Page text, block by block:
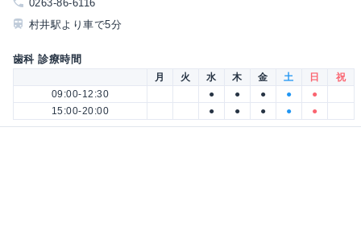
0263-86-6116
村井駅より車で5分
歯科 診療時間
月 火 水 木 金 土 日
祝
09:00-12:30
● ● ● ●
●
15:00-20:00
● ● ● ● ●